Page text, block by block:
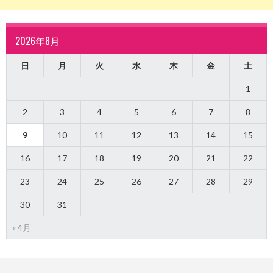
2026年8月
日 月 火 水 木 金 土
« 4月
1
2 3 4 5 6 7 8
9 10 11 12 13 14 15
16 17 18 19 20 21 22
23 24 25 26 27 28 29
30 31